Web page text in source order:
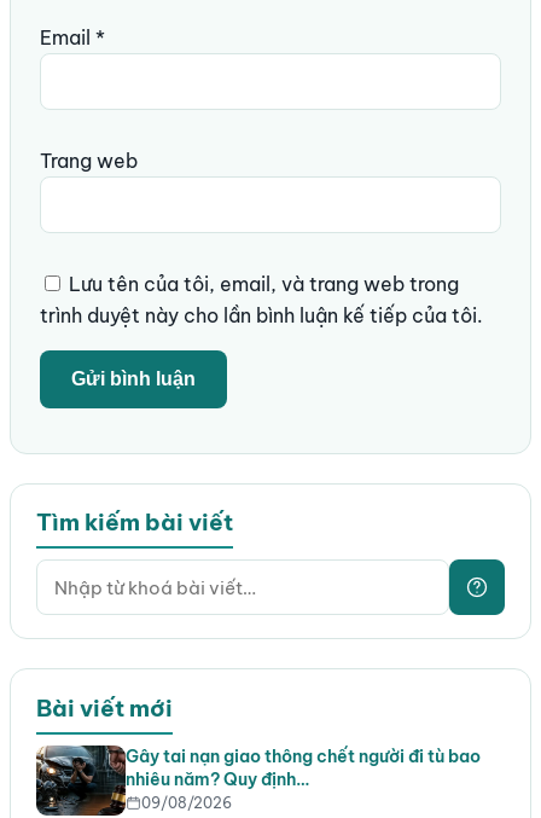
Email *
Trang web
Lưu tên của tôi, email, và trang web trong
trình duyệt này cho lần bình luận kế tiếp của tôi.
Tìm kiếm bài viết
Bài viết mới
Gây tai nạn giao thông chết người đi tù bao
nhiêu năm? Quy định…
09/08/2026